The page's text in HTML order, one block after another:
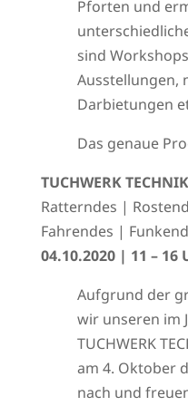
Pforten und
sind
Ausstellungen,
Darbietungen
Das genaue
TUCHWERK
Ratterndes |
Fahrendes |
04.10.2020 | 11 – 16
Aufgrund der
wir unseren im
TUCHWERK
am 4. Oktober
nach und